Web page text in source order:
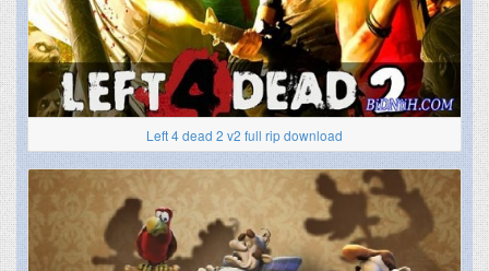
Left 4 dead 2 v2 full rip download